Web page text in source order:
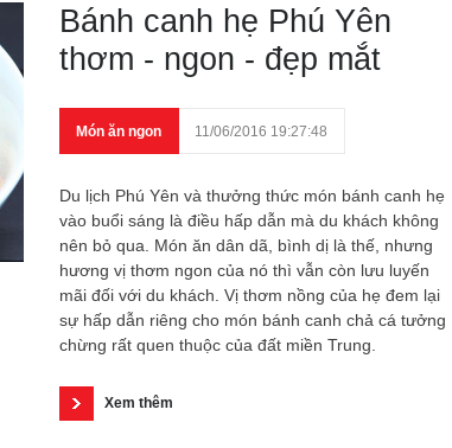
Bánh canh hẹ Phú Yên
thơm - ngon - đẹp mắt
Món ăn ngon 11/06/2016 19:27:48
Du lịch Phú Yên và thưởng thức món bánh canh hẹ
vào buổi sáng là điều hấp dẫn mà du khách không
nên bỏ qua. Món ăn dân dã, bình dị là thế, nhưng
hương vị thơm ngon của nó thì vẫn còn lưu luyến
mãi đối với du khách. Vị thơm nồng của hẹ đem lại
sự hấp dẫn riêng cho món bánh canh chả cá tưởng
chừng rất quen thuộc của đất miền Trung.
Xem thêm